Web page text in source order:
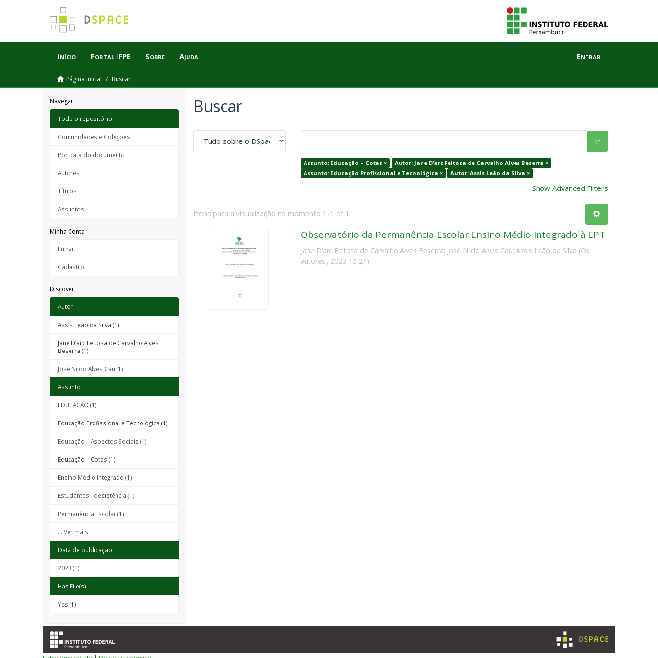
Início Portal IFPE Sobre Ajuda Entrar
Página inicial Buscar
Navegar
Todo o repositório
Comunidades e Coleções
Por data do documento
Autores
Títulos
Assuntos
Minha Conta
Entrar
Cadastro
Discover
Autor
Assis Leão da Silva (1)
Jane D’arc Feitosa de Carvalho Alves
Beserra (1)
José Nildo Alves Caú (1)
Assunto
EDUCACAO (1)
Educação Profissional e Tecnológica (1)
Educação – Aspectos Sociais (1)
Educação – Cotas (1)
Ensino Médio Integrado (1)
Estudantes - desistência (1)
Permanência Escolar (1)
... Ver mais
Data de publicação
2023 (1)
Has File(s)
Yes (1)
Buscar
Ir
Assunto: Educação – Cotas ×
Autor: Jane D’arc Feitosa de Carvalho Alves Beserra ×
Assunto: Educação Profissional e Tecnológica ×
Autor: Assis Leão da Silva ×
Show Advanced Filters
Itens para a visualização no momento 1-1 of 1
Observatório da Permanência Escolar Ensino Médio Integrado à EPT
Jane D’arc Feitosa de Carvalho Alves Beserra; José Nildo Alves Caú; Assis Leão da Silva (Os
autores., 2023-10-24)